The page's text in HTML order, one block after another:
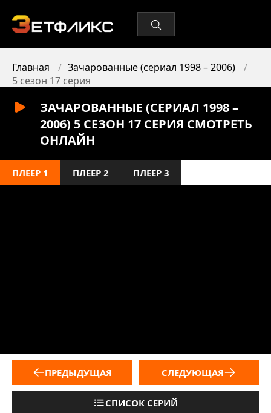
Главная
Зачарованные (сериал 1998 – 2006)
5 сезон 17 серия
ЗАЧАРОВАННЫЕ (СЕРИАЛ 1998 –
2006) 5 СЕЗОН 17 СЕРИЯ СМОТРЕТЬ
ОНЛАЙН
ПЛЕЕР 1 ПЛЕЕР 2 ПЛЕЕР 3
ПРЕДЫДУЩАЯ
СПИСОК СЕРИЙ
СЛЕДУЮЩАЯ